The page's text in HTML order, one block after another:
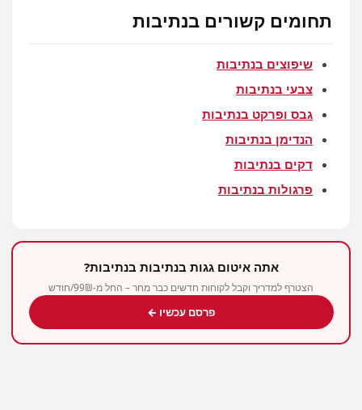
תחומים קשורים בנתיבות
שיפוצים בנתיבות
צבעי בנתיבות
גבס ופרקט בנתיבות
הנדימן בנתיבות
דקים בנתיבות
פרגולות בנתיבות
אתה איטום גגות בנתיבות בנתיבות?
הצטרף למדריך וקבל לקוחות חדשים כבר מחר – החל מ-99₪/חודש
פרסם עכשיו ←